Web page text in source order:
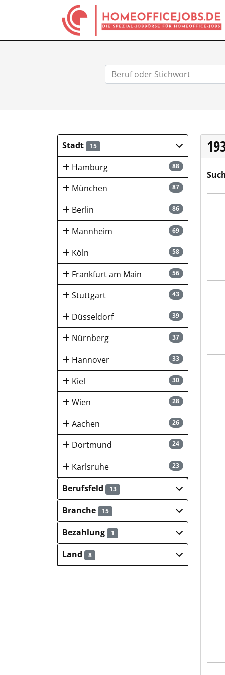
Stadt 15
88
Hamburg
87
München
86
Berlin
69
Mannheim
58
Köln
56
Frankfurt am Main
43
Stuttgart
39
Düsseldorf
37
Nürnberg
33
Hannover
30
Kiel
28
Wien
26
Aachen
24
Dortmund
23
Karlsruhe
Berufsfeld
13
Branche 15
Bezahlung 1
Land 8